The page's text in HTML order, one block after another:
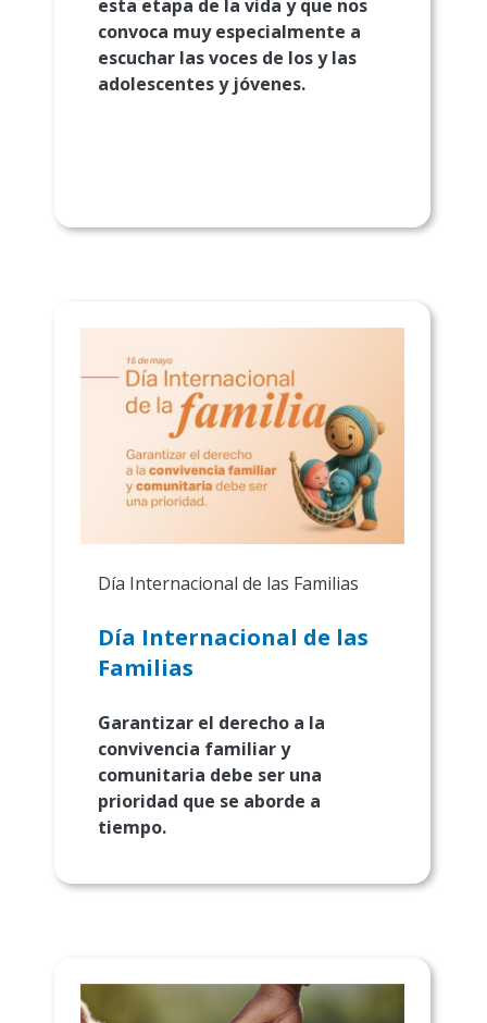
esta etapa de la vida y que nos
convoca muy especialmente a
escuchar las voces de los y las
adolescentes y jóvenes.
Día Internacional de las Familias
Día Internacional de las
Familias
Garantizar el derecho a la
convivencia familiar y
comunitaria debe ser una
prioridad que se aborde a
tiempo.